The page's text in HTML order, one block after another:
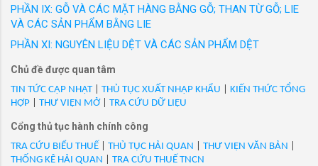
suất 2x1903KW, tấn đăng ký 263 GT, số IMO 1098315, mới
- Mã Hs 89040035: V513652/Tàu kéo và đẩy ASD2312/513652,
tên tàu VB-652, dài 22.03m, rộng 11.43m, cao mạn 4.41m, công
suất 2x1903KW, tấn đăng ký 263 GT, số IMO 1098327, mới
100%/VN/XK
- Mã Hs 89040035: V513652/Tàu kéo và đẩy ASD2312/513652,
tên tàu VB-652, dài 22.03m, rộng 11.43m, cao mạn 4.41m, công
suất 2x1903KW, tấn đăng ký 263 GT, số IMO 1098327, mới
đưa ra thị trường trong nước với các nhãn hiệu
được người tiêu dùng Việt Nam yêu thích. Hàng
loạt sản phẩm thời trang công sở cao cấp như
Classic, May10 Classic Suit... Thương hiệu
Veston và nhiều thương hiệu thời trang được
phát triển trong 20 năm qua của May 10 đ...
PHẦN IX: GỖ VÀ CÁC MẶT HÀNG BẰNG GỖ; THAN TỪ GỖ; LIE
VÀ CÁC SẢN PHẨM BẰNG LIE
PHẦN XI: NGUYÊN LIỆU DỆT VÀ CÁC SẢN PHẨM DỆT
Chủ đề được quan tâm
TIN TỨC CẬP NHẬT| THỦ TỤC XUẤT NHẬP KHẨU
KIẾN THỨC TỔNG
HỢP
THƯ VIỆN MỞ| TRA CỨU DỮ LIỆU
Cổng thủ tục hành chính công
TRA CỨU BIỂU THUẾ THỦ TỤC HẢI QUAN THƯ VIỆN VĂN BẢN
THỐNG KÊ HẢI QUAN
TRA CỨU THUẾ TNCN